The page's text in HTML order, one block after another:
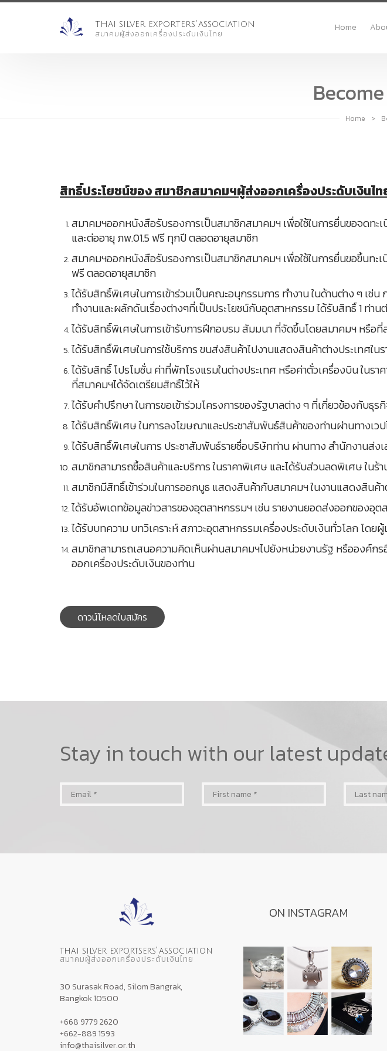
THAI SILVER EXPORTERS'ASSOCIATION
สมาคมผู้ส่งออกเครื่องประดับเงินไทย
Home
Home >
สิทธิ์ประโยชน์ของ สมาชิกสมาคมฯผู้ส่งออกเครื่องประดับเงินไท
สมาคมฯออกหนังสือรับรองการเป็นสมาชิกสมาคมฯ เพื่อใช้ในการยื่นขอจดท
และต่ออายุ ภพ.01.5 ฟรี ทุกปี ตลอดอายุสมาชิก
สมาคมฯออกหนังสือรับรองการเป็นสมาชิกสมาคมฯ เพื่อใช้ในการยื่นขอขึ้น
ฟรี ตลอดอายุสมาชิก
ได้รับสิทธิ์พิเศษในการเข้าร่วมเป็นคณะอนุกรรมการ ทำงาน ในด้านต่าง ๆ เช่
ทำงานและผลักดันเรื่องต่างๆที่เป็นประโยชน์กับอุตสาหกรรม ได้รับสิทธิ์ 1 ท่า
ได้รับสิทธิ์พิเศษในการเข้ารับการฝึกอบรม สัมมนา ที่จัดขึ้นโดยสมาคมฯ หรื
ได้รับสิทธิ์พิเศษในการใช้บริการ ขนส่งสินค้าไปงานแสดงสินค้าต่างประเทศใ
ได้รับสิทธิ์ โปรโมชั่น ค่าที่พักโรงแรมในต่างประเทศ หรือค่าตั๋วเครื่องบิน ในร
ที่สมาคมฯได้จัดเตรียมสิทธิ์ไว้ให้
ได้รับคำปรึกษา ในการขอเข้าร่วมโครงการของรัฐบาลต่าง ๆ ที่เกี่ยวข้องกับธุ
ได้รับสิทธิ์พิเศษ ในการลงโฆษณาและประชาสัมพันธ์สินค้าของท่านผ่านทางเว
ได้รับสิทธิ์พิเศษในการ ประชาสัมพันธ์รายชื่อบริษัทท่าน ผ่านทาง สำนักงานส่ง
สมาชิกสามารถซื้อสินค้าและบริการ ในราคาพิเศษ และได้รับส่วนลดพิเศษ ในร้
สมาชิกมีสิทธิ์เข้าร่วมในการออกบูธ แสดงสินค้ากับสมาคมฯ ในงานแสดงสินค้
ได้รับอัพเดทข้อมูลข่าวสารของอุตสาหกรรมฯ เช่น รายงานยอดส่งออกของอุ
ได้รับบทความ บทวิเคราะห์ สภาวะอุตสาหกรรมเครื่องประดับเงินทั่วโลก โด
สมาชิกสามารถเสนอความคิดเห็นผ่านสมาคมฯไปยังหน่วยงานรัฐ หรือองค์
ออกเครื่องประดับเงินของท่าน
ดาวน์โหลดใบสมัคร
Stay in touch with our latest
THAI SILVER EXPORTSERS' ASSOCIATION
สมาคมผู้ส่งออกเครื่องประดับเงินไทย
30 Surasak Road, Silom Bangrak,
Bangkok 10500
+668 9779 2620
+662-889 1593
info@thaisilver.or.th
ON INSTAGRAM